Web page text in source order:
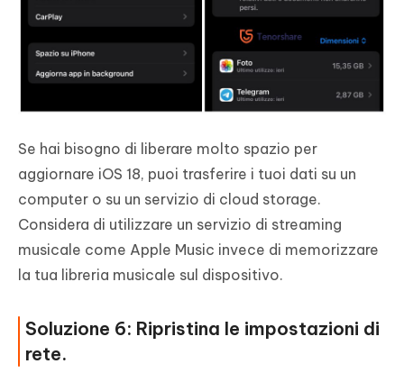
Se hai bisogno di liberare molto spazio per
aggiornare iOS 18, puoi trasferire i tuoi dati su un
computer o su un servizio di cloud storage.
Considera di utilizzare un servizio di streaming
musicale come Apple Music invece di memorizzare
la tua libreria musicale sul dispositivo.
Soluzione 6: Ripristina le impostazioni di
rete.